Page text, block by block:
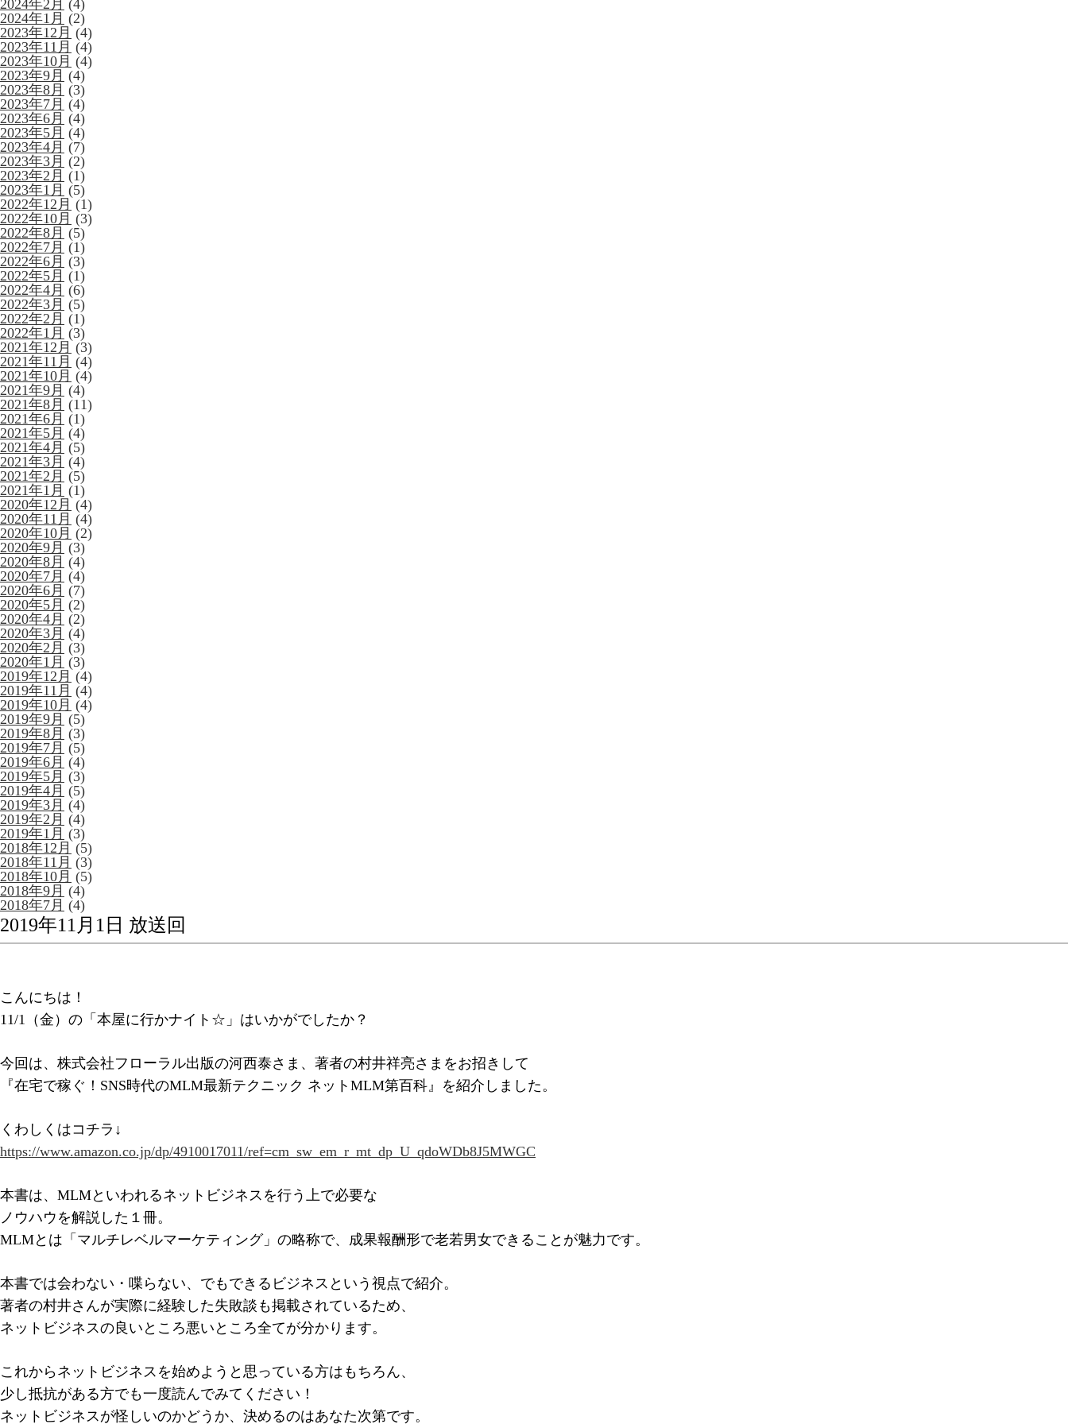
2024年2月 (4)
2024年1月 (2)
2023年12月 (4)
2023年11月 (4)
2023年10月 (4)
2023年9月 (4)
2023年8月 (3)
2023年7月 (4)
2023年6月 (4)
2023年5月 (4)
2023年4月 (7)
2023年3月 (2)
2023年2月 (1)
2023年1月 (5)
2022年12月 (1)
2022年10月 (3)
2022年8月 (5)
2022年7月 (1)
2022年6月 (3)
2022年5月 (1)
2022年4月 (6)
2022年3月 (5)
2022年2月 (1)
2022年1月 (3)
2021年12月 (3)
2021年11月 (4)
2021年10月 (4)
2021年9月 (4)
2021年8月 (11)
2021年6月 (1)
2021年5月 (4)
2021年4月 (5)
2021年3月 (4)
2021年2月 (5)
2021年1月 (1)
2020年12月 (4)
2020年11月 (4)
2020年10月 (2)
2020年9月 (3)
2020年8月 (4)
2020年7月 (4)
2020年6月 (7)
2020年5月 (2)
2020年4月 (2)
2020年3月 (4)
2020年2月 (3)
2020年1月 (3)
2019年12月 (4)
2019年11月 (4)
2019年10月 (4)
2019年9月 (5)
2019年8月 (3)
2019年7月 (5)
2019年6月 (4)
2019年5月 (3)
2019年4月 (5)
2019年3月 (4)
2019年2月 (4)
2019年1月 (3)
2018年12月 (5)
2018年11月 (3)
2018年10月 (5)
2018年9月 (4)
2018年7月 (4)
2019年11月1日 放送回
こんにちは！
11/1（金）の「本屋に行かナイト☆」はいかがでしたか？
今回は、株式会社フローラル出版の河西泰さま、著者の村井祥亮さまをお招きして
『在宅で稼ぐ！SNS時代のMLM最新テクニック ネットMLM第百科』を紹介しました。
くわしくはコチラ↓
https://www.amazon.co.jp/dp/4910017011/ref=cm_sw_em_r_mt_dp_U_qdoWDb8J5MWGC
本書は、MLMといわれるネットビジネスを行う上で必要な
ノウハウを解説した１冊。
MLMとは「マルチレベルマーケティング」の略称で、成果報酬形で老若男女できることが魅力です。
本書では会わない・喋らない、でもできるビジネスという視点で紹介。
著者の村井さんが実際に経験した失敗談も掲載されているため、
ネットビジネスの良いところ悪いところ全てが分かります。
これからネットビジネスを始めようと思っている方はもちろん、
少し抵抗がある方でも一度読んでみてください！
ネットビジネスが怪しいのかどうか、決めるのはあなた次第です。